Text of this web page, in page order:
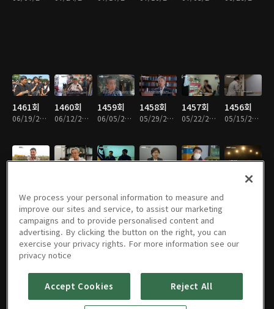
1461회
06/19/2026 • 48분
1460회
06/12/2026 • 48분
1459회
06/05/2026 • 49분
1458회
05/29/2026 • 49분
1457회
05/22/2026 • 49분
1456회
05/15/2026 • 49분
1450회
1449회
03/27/2026 • 48분
1448회 1447회 1446회 1445회 1444회
We process your personal information to measure and
improve our sites and service, to assist our marketing
campaigns and to provide personalised content and
advertising. By clicking the button on the right, you can
exercise your privacy rights. For more information see our
privacy notice
Accept Cookies Reject All